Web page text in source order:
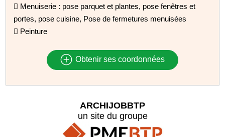
 Menuiserie : pose parquet et plantes, pose fenêtres et
portes, pose cuisine, Pose de fermetures menuisées
 Peinture
Obtenir ses coordonnées
ARCHIJOBBTP
un site du groupe